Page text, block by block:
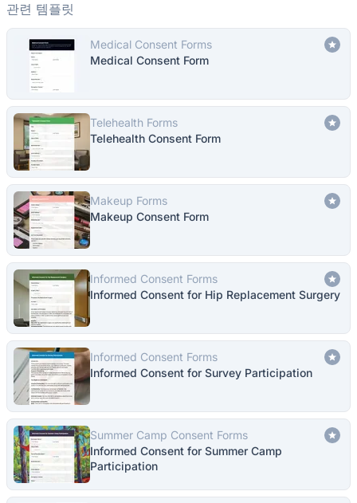
관련 템플릿
Medical Consent Forms
Medical Consent Form
Telehealth Forms
Telehealth Consent Form
Makeup Forms
Makeup Consent Form
Informed Consent Forms
Informed Consent for Hip Replacement Surgery
Informed Consent Forms
Informed Consent for Survey Participation
Summer Camp Consent Forms
Informed Consent for Summer Camp
Participation